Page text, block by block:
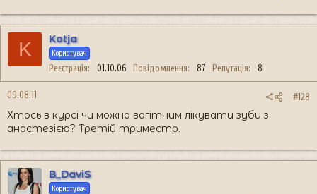
K Kotja
Користувач
Реєстрація 01.10.06 Повідомлення 87 Репутація 8
09.08.11 #128
Хтось в курсі чи можна вагітним лікувати зуби з
анастезією? Третій триместр.
B_DaviS
Користувач